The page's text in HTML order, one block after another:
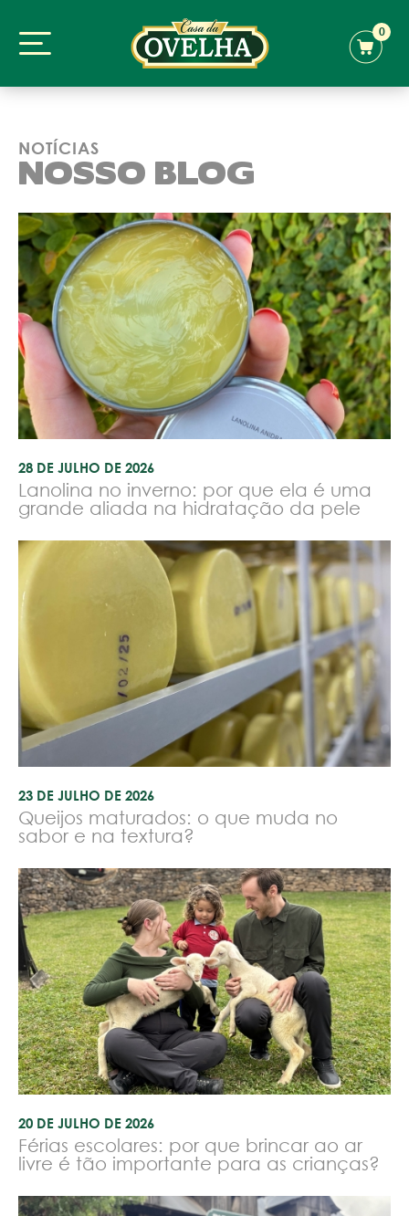
0
NOTÍCIAS
NOSSO BLOG
28 DE JULHO DE 2026
Lanolina no inverno: por que ela é uma
grande aliada na hidratação da pele
23 DE JULHO DE 2026
Queijos maturados: o que muda no
sabor e na textura?
20 DE JULHO DE 2026
Férias escolares: por que brincar ao ar
livre é tão importante para as crianças?